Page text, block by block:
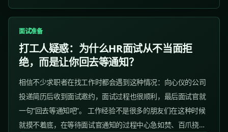
面试准备
打工人疑惑：为什么HR面试从不当面拒
绝，而是让你回去等通知？
相信不少求职者在找工作时都会遇到这种情况：向心仪的公司
投递简历后收到面试邀约，面试过程也很顺利，最后面试官就
一句“回去等通知吧”。 工作经验不是很多的朋友们在这种时候
就摸不着底，在等待面试官通知的过程中心急如焚、百爪挠